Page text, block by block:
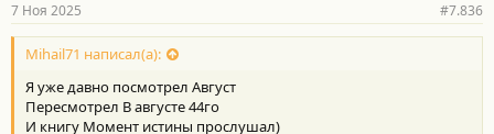
н
о
с
и
:
7 Ноя 2025 #7.836
Mihail71 написал(а):
Я уже давно посмотрел Август
Пересмотрел В августе 44го
И книгу Момент истины прослушал)